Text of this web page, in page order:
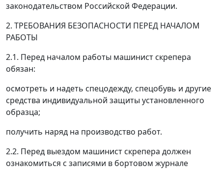
законодательством Российской Федерации.
2. ТРЕБОВАНИЯ БЕЗОПАСНОСТИ ПЕРЕД НАЧАЛОМ
РАБОТЫ
2.1. Перед началом работы машинист скрепера
обязан:
осмотреть и надеть спецодежду, спецобувь и другие
средства индивидуальной защиты установленного
образца;
получить наряд на производство работ.
2.2. Перед выездом машинист скрепера должен
ознакомиться с записями в бортовом журнале